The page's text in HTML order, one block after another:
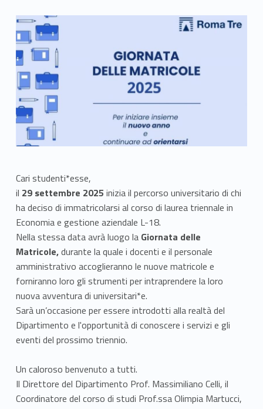
Link identifier archive #link-archive-thumb-soap-67972
Cari studenti*esse,
il 29 settembre 2025 inizia il percorso universitario di chi
ha deciso di immatricolarsi al corso di laurea triennale in
Economia e gestione aziendale L-18.
Nella stessa data avrà luogo la Giornata delle
Matricole,durante la quale i docenti e il personale
amministrativo accoglieranno le nuove matricole e
forniranno loro gli strumenti per intraprendere la loro
nuova avventura di universitari*e.
Sarà un’occasione per essere introdotti alla realtà del
Dipartimento e l'opportunità di conoscere i servizi e gli
eventi del prossimo triennio.
Un caloroso benvenuto a tutti.
Il Direttore del Dipartimento Prof. Massimiliano Celli, il
Coordinatore del corso di studi Prof.ssa Olimpia Martucci,